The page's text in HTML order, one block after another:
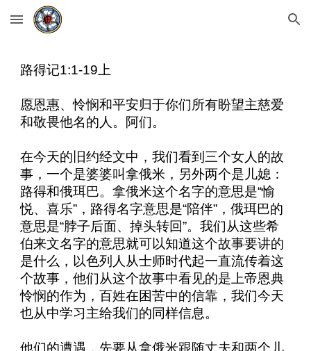
Skip to main content Skip to navigation
路得记1:1-19 上
愿恩惠、怜悯和平安归于你们所有盼望主慈爱
和敬畏他名的人。阿们。
在今天的旧约经文中，我们看到三个女人的故
事，一个是婆婆叫拿俄米，另外两个是儿媳：
路得和俄珥巴。拿俄米这个名字的意思是“愉
悦、喜乐”，路得名字意思是“陪伴”，俄珥巴的
意思是“脖子后面、掉头转回”。我们从这些希
伯来文名字的意思就可以知道这个故事要讲的
是什么，以色列人从士师时代起一直流传着这
个故事，他们从这个故事中看见的是上帝恩典
怜悯的作为，百姓在困苦中的信靠，我们今天
也从中学习主给我们的同样信息。
他们的遭遇，先要从拿俄米跟随丈夫和两个儿